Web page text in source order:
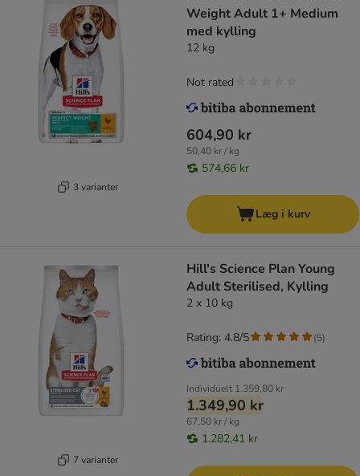
3 varianter
Weight Adult 1+ Medium
med kylling
12 kg
604,90 kr
50,40 kr / kg
574,66 kr
Not rated
Læg i kurv
7 varianter
Hill's Science Plan Young
Adult Sterilised, Kylling
2 x 10 kg
Individuelt 1.359,80 kr
1.349,90 kr
67,50 kr / kg
1.282,41 kr
Rating: 4.8/5 (5)